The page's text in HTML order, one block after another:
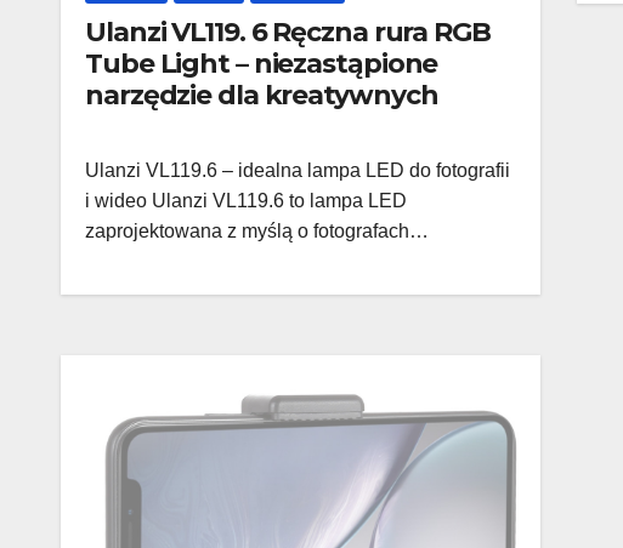
Ulanzi VL119. 6 Ręczna rura RGB
Tube Light – niezastąpione
narzędzie dla kreatywnych
Ulanzi VL119.6 – idealna lampa LED do fotografii
i wideo Ulanzi VL119.6 to lampa LED
zaprojektowana z myślą o fotografach…